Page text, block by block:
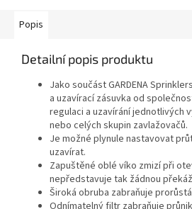
Popis
Detailní popis produktu
Jako součást GARDENA
a uzavírací zásuvka od
regulaci a uzavírání jednotlivých
nebo celých skupin zavlažovačů.
Je možné plynule nastavovat
uzavírat.
Zapuštěné oblé víko zmizí při
nepředstavuje tak žádnou
Široká obruba zabraňuje
Odnímatelný filtr zabraňuje